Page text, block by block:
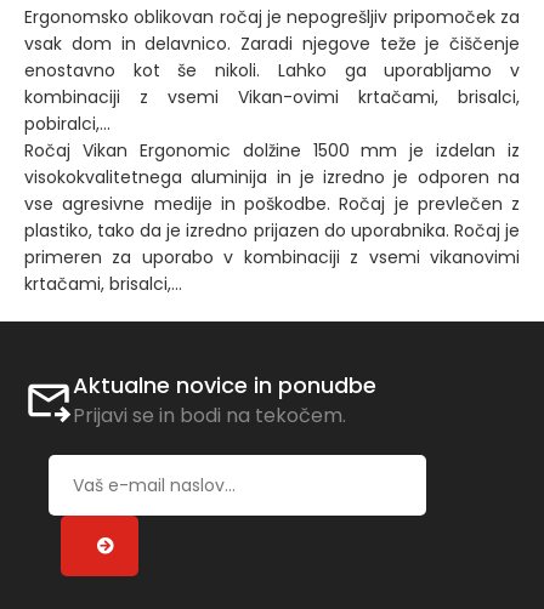
Ergonomsko oblikovan ročaj je nepogrešljiv pripomoček za
vsak dom in delavnico. Zaradi njegove teže je čiščenje
enostavno kot še nikoli. Lahko ga uporabljamo v
kombinaciji z vsemi Vikan-ovimi krtačami, brisalci,
pobiralci,...
Ročaj Vikan Ergonomic dolžine 1500 mm je izdelan iz
visokokvalitetnega aluminija in je izredno je odporen na
vse agresivne medije in poškodbe. Ročaj je prevlečen z
plastiko, tako da je izredno prijazen do uporabnika. Ročaj je
primeren za uporabo v kombinaciji z vsemi vikanovimi
krtačami, brisalci,...
Aktualne novice in ponudbe
Prijavi se in bodi na tekočem.